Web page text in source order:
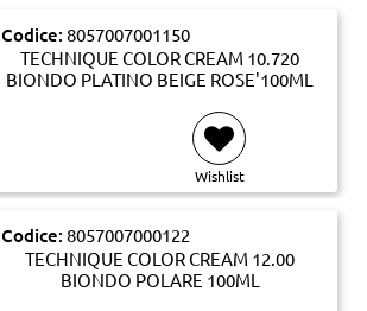
Codice: 8057007001150
TECHNIQUE COLOR CREAM 10.720
BIONDO PLATINO BEIGE ROSE'100ML
Wishlist
Codice: 8057007000122
TECHNIQUE COLOR CREAM 12.00
BIONDO POLARE 100ML